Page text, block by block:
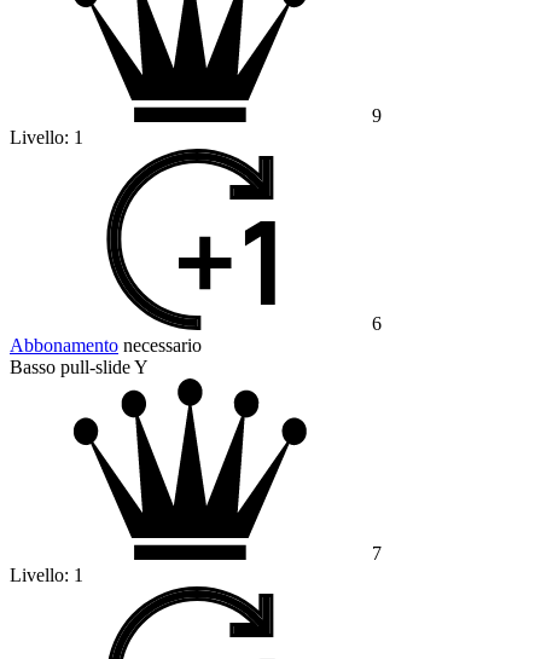
9
Livello: 1
6
Abbonamento necessario
Basso pull-slide Y
7
Livello: 1